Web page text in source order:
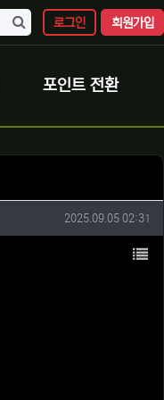
로그인 회원가입
포인트 전환
작성일
2025.09.05 02:31
목